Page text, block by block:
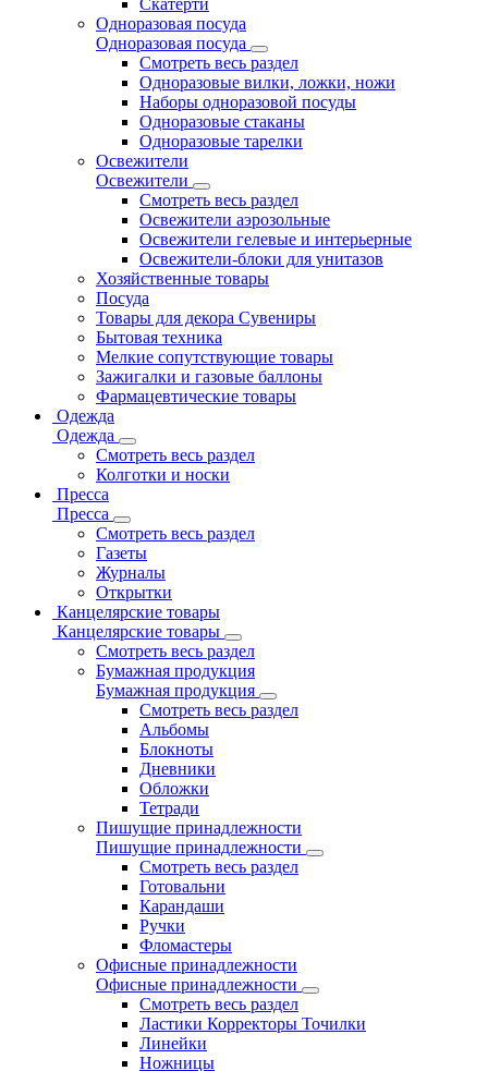
Скатерти
Одноразовая посуда
Одноразовая посуда
Смотреть весь раздел
Одноразовые вилки, ложки, ножи
Наборы одноразовой посуды
Одноразовые стаканы
Одноразовые тарелки
Освежители
Освежители
Смотреть весь раздел
Освежители аэрозольные
Освежители гелевые и интерьерные
Освежители-блоки для унитазов
Хозяйственные товары
Посуда
Товары для декора Сувениры
Бытовая техника
Мелкие сопутствующие товары
Зажигалки и газовые баллоны
Фармацевтические товары
Одежда
Одежда
Смотреть весь раздел
Колготки и носки
Пресса
Пресса
Смотреть весь раздел
Газеты
Журналы
Открытки
Канцелярские товары
Канцелярские товары
Смотреть весь раздел
Бумажная продукция
Бумажная продукция
Смотреть весь раздел
Альбомы
Блокноты
Дневники
Обложки
Тетради
Пишущие принадлежности
Пишущие принадлежности
Смотреть весь раздел
Готовальни
Карандаши
Ручки
Фломастеры
Офисные принадлежности
Офисные принадлежности
Смотреть весь раздел
Ластики Корректоры Точилки
Линейки
Ножницы